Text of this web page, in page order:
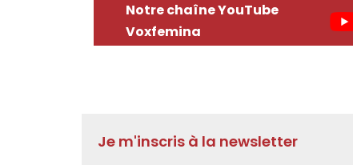
Notre chaîne YouTube
Voxfemina
Je m'inscris à la newsletter